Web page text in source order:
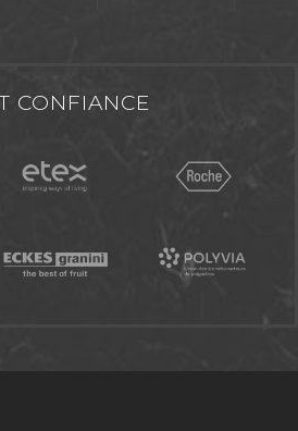
CONFIANCE